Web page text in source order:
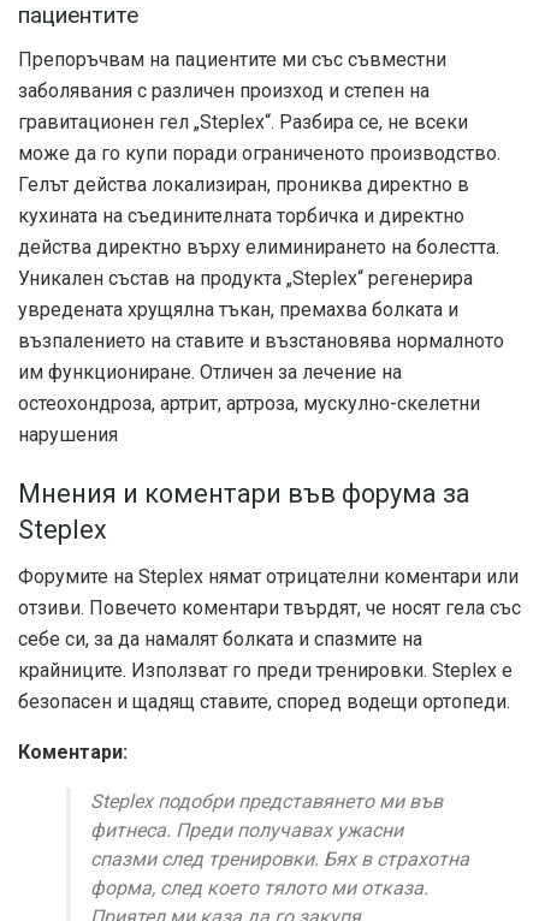
пациентите
Препоръчвам на пациентите ми със съвместни
заболявания с различен произход и степен на
гравитационен гел „Steplex“. Разбира се, не всеки
може да го купи поради ограниченото производство.
Гелът действа локализиран, прониква директно в
кухината на съединителната торбичка и директно
действа директно върху елиминирането на болестта.
Уникален състав на продукта „Steplex“ регенерира
увредената хрущялна тъкан, премахва болката и
възпалението на ставите и възстановява нормалното
им функциониране. Отличен за лечение на
остеохондроза, артрит, артроза, мускулно-скелетни
нарушения
Мнения и коментари във форума за
Steplex
Форумите на Steplex нямат отрицателни коментари или
отзиви. Повечето коментари твърдят, че носят гела със
себе си, за да намалят болката и спазмите на
крайниците. Използват го преди тренировки. Steplex е
безопасен и щадящ ставите, според водещи ортопеди.
Коментари:
Steplex подобри представянето ми във
фитнеса. Преди получавах ужасни
спазми след тренировки. Бях в страхотна
форма, след което тялото ми отказа.